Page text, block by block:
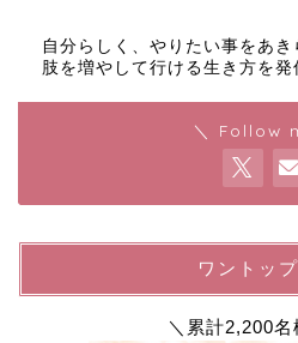
自分らしく、やりたい事をあ
肢を増やして行ける生き方を発
＼ Follow
ワントッ
＼累計2,200名